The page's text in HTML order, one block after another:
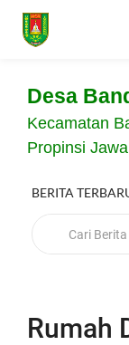
Desa
Kecamatan
Propinsi
BERITA
Rumah